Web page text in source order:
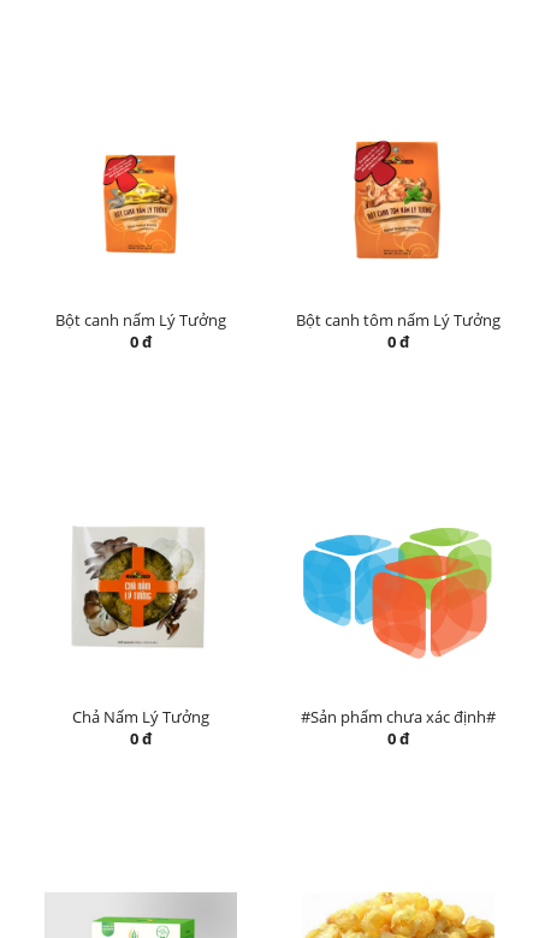
Bột canh nấm Lý Tưởng
0 đ
Bột canh tôm nấm Lý Tưởng
0 đ
Chả Nấm Lý Tưởng
0 đ
#Sản phẩm chưa xác định#
0 đ